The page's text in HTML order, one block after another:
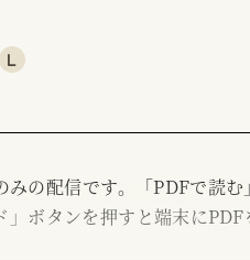
L
の配信です。「PDFで読
」ボタンを押すと端末に